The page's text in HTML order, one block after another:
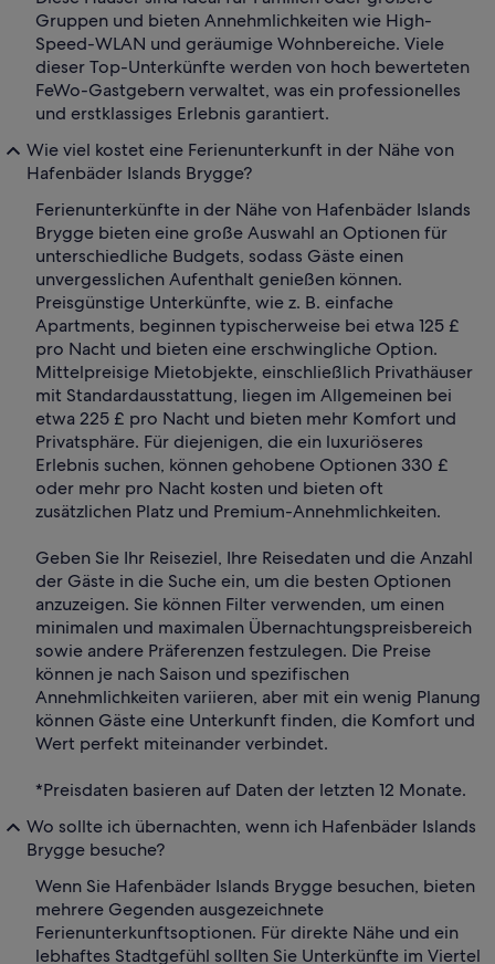
Gruppen und bieten Annehmlichkeiten wie High-
Speed-WLAN und geräumige Wohnbereiche. Viele
dieser Top-Unterkünfte werden von hoch bewerteten
FeWo-Gastgebern verwaltet, was ein professionelles
und erstklassiges Erlebnis garantiert.
Wie viel kostet eine Ferienunterkunft in der Nähe von
Hafenbäder Islands Brygge?
Ferienunterkünfte in der Nähe von Hafenbäder Islands
Brygge bieten eine große Auswahl an Optionen für
unterschiedliche Budgets, sodass Gäste einen
unvergesslichen Aufenthalt genießen können.
Preisgünstige Unterkünfte, wie z. B. einfache
Apartments, beginnen typischerweise bei etwa 125 £
pro Nacht und bieten eine erschwingliche Option.
Mittelpreisige Mietobjekte, einschließlich Privathäuser
mit Standardausstattung, liegen im Allgemeinen bei
etwa 225 £ pro Nacht und bieten mehr Komfort und
Privatsphäre. Für diejenigen, die ein luxuriöseres
Erlebnis suchen, können gehobene Optionen 330 £
oder mehr pro Nacht kosten und bieten oft
zusätzlichen Platz und Premium-Annehmlichkeiten.
Geben Sie Ihr Reiseziel, Ihre Reisedaten und die Anzahl
der Gäste in die Suche ein, um die besten Optionen
anzuzeigen. Sie können Filter verwenden, um einen
minimalen und maximalen Übernachtungspreisbereich
sowie andere Präferenzen festzulegen. Die Preise
können je nach Saison und spezifischen
Annehmlichkeiten variieren, aber mit ein wenig Planung
können Gäste eine Unterkunft finden, die Komfort und
Wert perfekt miteinander verbindet.
*Preisdaten basieren auf Daten der letzten 12 Monate.
Wo sollte ich übernachten, wenn ich Hafenbäder Islands
Brygge besuche?
Wenn Sie Hafenbäder Islands Brygge besuchen, bieten
mehrere Gegenden ausgezeichnete
Ferienunterkunftsoptionen. Für direkte Nähe und ein
lebhaftes Stadtgefühl sollten Sie Unterkünfte im Viertel